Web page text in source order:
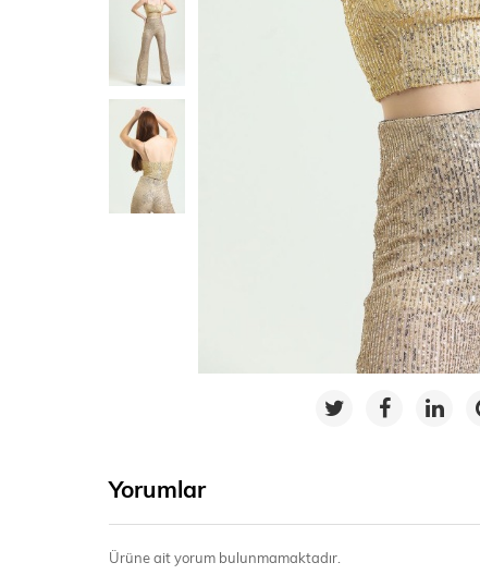
Yorumlar
Ürüne ait yorum bulunmamaktadır.